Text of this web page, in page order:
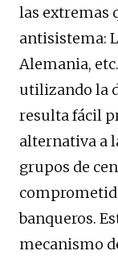
las extremas
antisistema:
Alemania,
utilizando la
resulta fácil
alternativa a
grupos de
banqueros.
mecanismo